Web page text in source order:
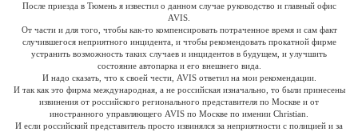
После приезда в Тюмень я известил о данном случае руководство и главный офис
AVIS.
От части и для того, чтобы как-то компенсировать потраченное время и сам факт
случившегося неприятного инцидента, и чтобы рекомендовать прокатной фирме
устранить возможность таких случаев и инцидентов в будущем, и улучшить
состояние автопарка и его внешнего вида.
И надо сказать, что к своей чести, AVIS ответил на мои рекомендации.
И так как это фирма международная, а не российская изначально, то были принесены
извинения от российского регионального представителя по Москве и от
иностранного управляющего AVIS по Москве по имении Christian.
И если российский представитель просто извинялся за неприятности с полицией и за